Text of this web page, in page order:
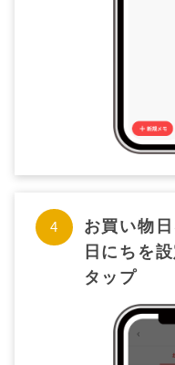
お買い物
日にちを
タップ